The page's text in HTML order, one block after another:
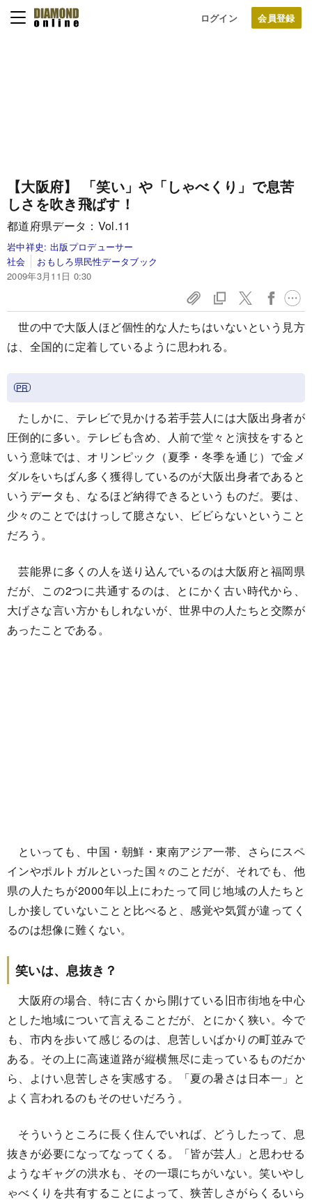
ログイン
【大阪府】 「笑い」や「しゃべくり」で息苦
しさを吹き飛ばす！
都道府県データ：Vol.11
岩中祥史: 出版プロデューサー
社会
おもしろ県民性データブック
2009年3月11日 0:30
世の中で大阪人ほど個性的な人たちはいないという見方
は、全国的に定着しているように思われる。
たしかに、テレビで見かける若手芸人には大阪出身者が
圧倒的に多い。テレビも含め、人前で堂々と演技をすると
いう意味では、オリンピック（夏季・冬季を通じ）で金メ
ダルをいちばん多く獲得しているのが大阪出身者であると
いうデータも、なるほど納得できるというものだ。要は、
少々のことではけっして臆さない、ビビらないということ
だろう。
芸能界に多くの人を送り込んでいるのは大阪府と福岡県
だが、この2つに共通するのは、とにかく古い時代から、
大げさな言い方かもしれないが、世界中の人たちと交際が
あったことである。
といっても、中国・朝鮮・東南アジア一帯、さらにスペ
インやポルトガルといった国々のことだが、それでも、他
県の人たちが2000年以上にわたって同じ地域の人たちと
しか接していないことと比べると、感覚や気質が違ってく
るのは想像に難くない。
笑いは、息抜き？
大阪府の場合、特に古くから開けている旧市街地を中心
とした地域について言えることだが、とにかく狭い。今で
も、市内を歩いて感じるのは、息苦しいばかりの町並みで
ある。その上に高速道路が縦横無尽に走っているものだか
ら、よけい息苦しさを実感する。「夏の暑さは日本一」と
よく言われるのもそのせいだろう。
そういうところに長く住んでいれば、どうしたって、息
抜きが必要になってなってくる。「皆が芸人」と思わせる
ようなギャグの洪水も、その一環にちがいない。笑いやし
ゃべくりを共有することによって、狭苦しさがらくるいら